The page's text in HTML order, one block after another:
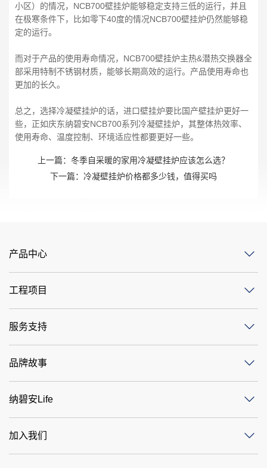
小区）的情况，NCB700壁挂炉能够稳定支持三低的运行，并且
在极寒条件下，比如零下40度的情况NCB700壁挂炉仍然能够稳
定的运行。
而对于产品的使用寿命情况，NCB700壁挂炉主热&潜热交换器全
部采用特制不锈钢材质，能够长期高效的运行。产品使用寿命也
更加的长久。
总之，选择冷凝壁挂炉的话，进口壁挂炉要比国产壁挂炉更好一
些，正如庆东纳碧安NCB700系列冷凝壁挂炉，其整体热效率、
使用寿命、温度控制、环境适应性都要更好一些。
上一篇： 冬季自采暖的家用冷凝壁挂炉应该怎么选？
下一篇： 冷凝壁挂炉价格都多少钱，值得买吗
产品中心
工程项目
服务支持
品牌故事
纳碧安Life
加入我们